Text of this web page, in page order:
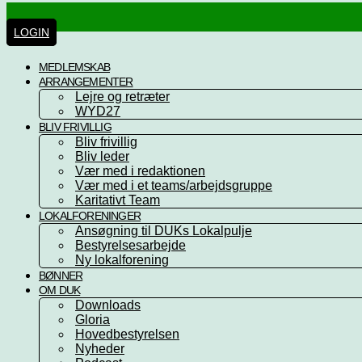
til
indhold
LOGIN
MEDLEMSKAB
ARRANGEMENTER
Lejre og retræter
WYD27
BLIV FRIVILLIG
Bliv frivillig
Bliv leder
Vær med i redaktionen
Vær med i et teams/arbejdsgruppe
Karitativt Team
LOKALFORENINGER
Ansøgning til DUKs Lokalpulje
Bestyrelsesarbejde
Ny lokalforening
BØNNER
OM DUK
Downloads
Gloria
Hovedbestyrelsen
Nyheder